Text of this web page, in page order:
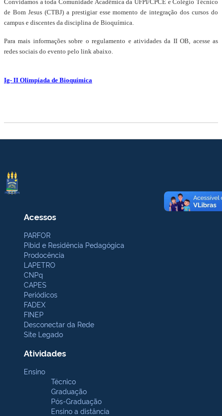
Convidamos a toda Comunidade Acadêmica da UFPI/CPCE e Colégio Técnico
de Bom Jesus (CTBJ) a prestigiar esse momento de integração dos cursos do
campus e discentes da disciplina de Bioquímica.
Para mais informações sobre o regulamento e atividades da II OB, acesse as
redes sociais do evento pelo link abaixo.
Ig- II Olimpíada de Bioquímica
Acessos
PARFOR
Pibid e Residência Pedagógica
Prodocência
LAPETRO
CNPq
CAPES
Periódicos
FADEX
FINEP
Desconectar da Rede
Site Legado
Atividades
Ensino
Técnico
Graduação
Pós-Graduação
Ensino a distância